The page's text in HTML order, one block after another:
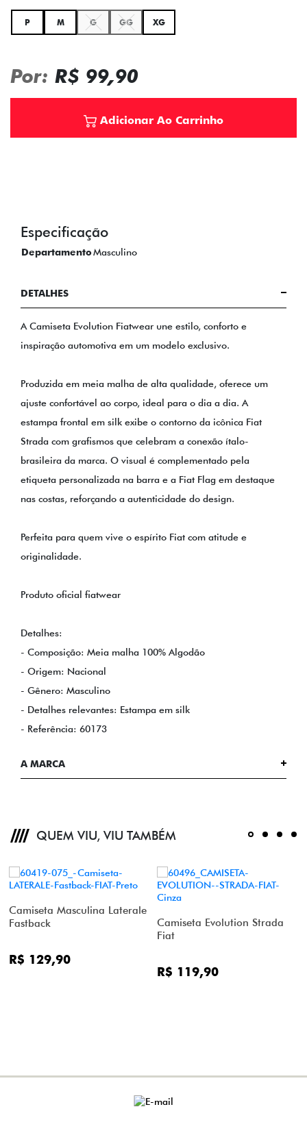
P M G GG XG
Por: R$ 99,90
Adicionar Ao Carrinho
Especificação
DepartamentoMasculino
DETALHES
A Camiseta Evolution Fiatwear une estilo, conforto e
inspiração automotiva em um modelo exclusivo.
Produzida em meia malha de alta qualidade, oferece um
ajuste confortável ao corpo, ideal para o dia a dia. A
estampa frontal em silk exibe o contorno da icônica Fiat
Strada com grafismos que celebram a conexão ítalo-
brasileira da marca. O visual é complementado pela
etiqueta personalizada na barra e a Fiat Flag em destaque
nas costas, reforçando a autenticidade do design.
Perfeita para quem vive o espírito Fiat com atitude e
originalidade.
Produto oficial fiatwear
Detalhes:
- Composição: Meia malha 100% Algodão
- Origem: Nacional
- Gênero: Masculino
- Detalhes relevantes: Estampa em silk
- Referência: 60173
A MARCA
QUEM VIU, VIU TAMBÉM
Camiseta Masculina Laterale
Fastback
R$ 129,90
Camiseta Evolution Strada
Fiat
R$ 119,90